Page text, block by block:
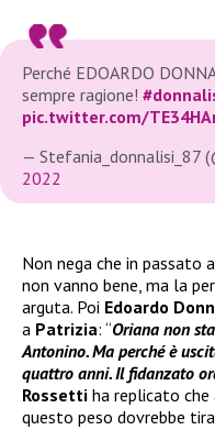
Perché EDOARDO
sempre ragione!
pic.twitter.com/
— Stefania_donnalisi_87
2022
Non nega che in passato
non vanno bene, ma la
arguta. Poi Edoardo
a Patrizia: “Oriana non
Antonino. Ma perché è
quattro anni. Il fidanzato
Rossetti ha replicato che
questo peso dovrebbe